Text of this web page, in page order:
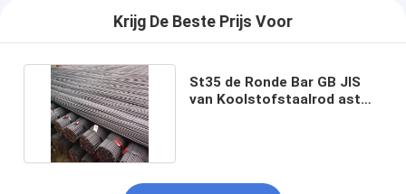
Krijg De Beste Prijs Voor
St35 de Ronde Bar GB JIS
van Koolstofstaalrod astm